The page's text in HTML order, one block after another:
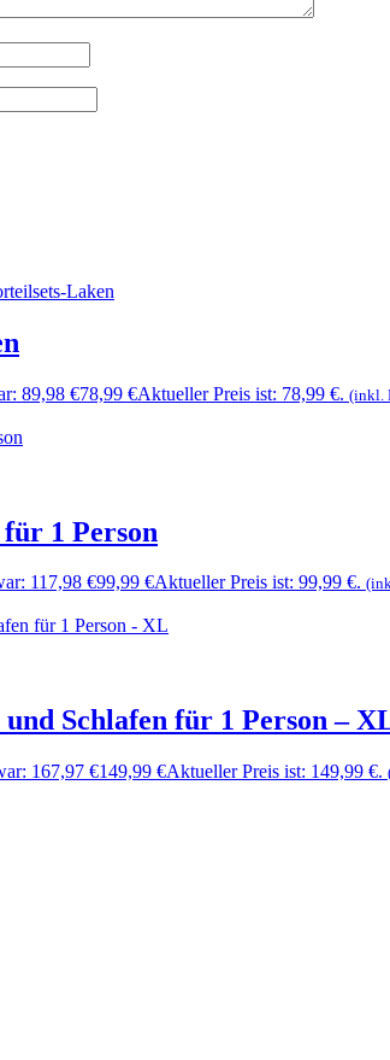
Laken
89,98 €78,99 €Aktueller Preis ist: 78,99 €. (inkl.
1 Person
117,98 €99,99 €Aktueller Preis ist: 99,99 €.
Schlafen für 1 Person –
167,97 €149,99 €Aktueller Preis ist: 149,99 €.